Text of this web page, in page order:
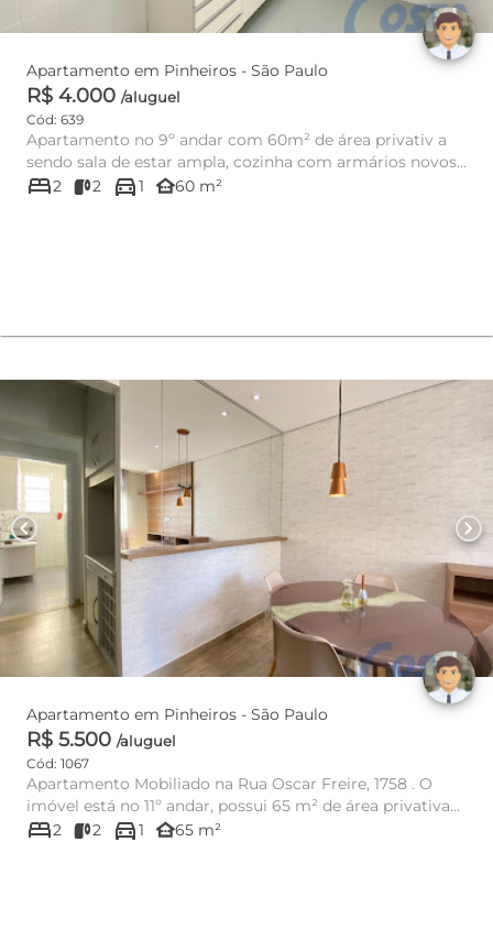
Apartamento em Pinheiros - São Paulo
R$ 4.000 /aluguel
Cód: 639
Apartamento no 9º andar com 60m² de área privativ a
sendo sala de estar ampla, cozinha com armários novos ,
...
bed2 2 directions_car1 other_houses60 m²
chevron_left chevron_right
Apartamento em Pinheiros - São Paulo
R$ 5.500 /aluguel
Cód: 1067
Apartamento Mobiliado na Rua Oscar Freire, 1758 . O
imóvel está no 11º andar, possui 65 m² de área privativa
c...
bed2 2 directions_car1 other_houses65 m²